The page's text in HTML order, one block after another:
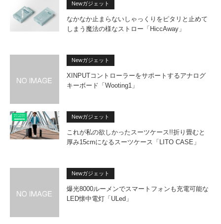
Newガジェット
なかなか止まらないしゃっくりをピタリと止めて
しまう魔法の様なストロー「HiccAway」
Newガジェット
XINPUTコントローラーをサポートするアナログ
キーボード「Wooting1」
Newガジェット
これが私の欲しかったスーツケース!!折り畳むと
厚み15cmになるスーツケース「LITO CASE」
Newガジェット
爆光8000ルーメンでスマートフォンも充電可能な
LED懐中電灯「ULed」